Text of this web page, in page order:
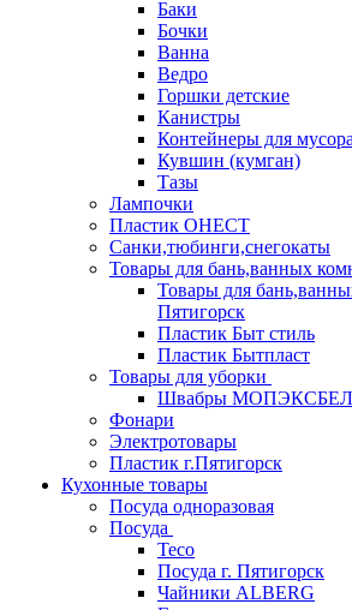
Баки
Бочки
Ванна
Ведро
Горшки детские
Канистры
Контейнеры для мусора
Кувшин (кумган)
Тазы
Лампочки
Пластик ОНЕСТ
Санки,тюбинги,снегокаты
Товары для бань,ванных
Товары для
Пятигорск
Пластик Быт стиль
Пластик Бытпласт
Товары для уборки
Швабры МОПЭКСБЕЛ
Фонари
Электротовары
Пластик г.Пятигорск
Кухонные товары
Посуда одноразовая
Посуда
Teco
Посуда г. Пятигорск
Чайники ALBERG